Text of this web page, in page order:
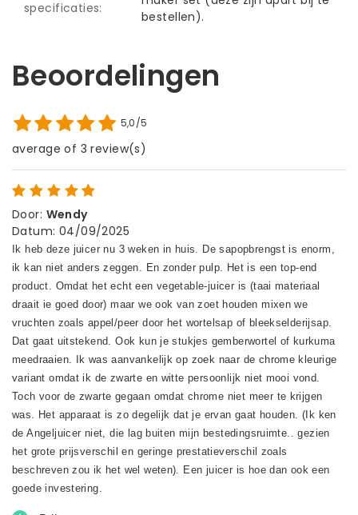
specificaties:
bestellen).
Beoordelingen
5,0/5
average of 3 review(s)
Door: Wendy
Datum: 04/09/2025